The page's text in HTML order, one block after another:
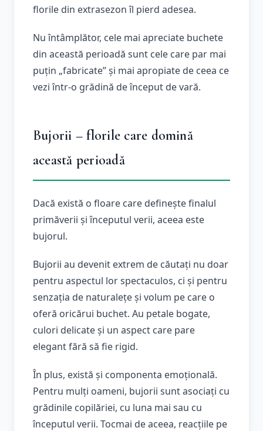
florile din extrasezon îl pierd adesea.
Nu întâmplător, cele mai apreciate buchete
din această perioadă sunt cele care par mai
puțin „fabricate” și mai apropiate de ceea ce
vezi într-o grădină de început de vară.
Bujorii – florile care domină
această perioadă
Dacă există o floare care definește finalul
primăverii și începutul verii, aceea este
bujorul.
Bujorii au devenit extrem de căutați nu doar
pentru aspectul lor spectaculos, ci și pentru
senzația de naturalețe și volum pe care o
oferă oricărui buchet. Au petale bogate,
culori delicate și un aspect care pare
elegant fără să fie rigid.
În plus, există și componenta emoțională.
Pentru mulți oameni, bujorii sunt asociați cu
grădinile copilăriei, cu luna mai sau cu
începutul verii. Tocmai de aceea, reacțiile pe